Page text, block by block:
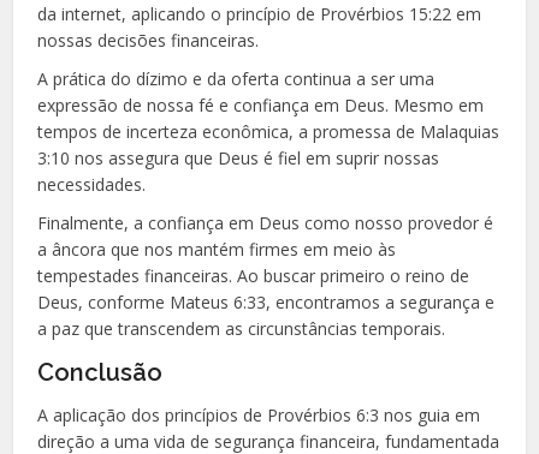
da internet, aplicando o princípio de Provérbios 15:22 em
nossas decisões financeiras.
A prática do dízimo e da oferta continua a ser uma
expressão de nossa fé e confiança em Deus. Mesmo em
tempos de incerteza econômica, a promessa de Malaquias
3:10 nos assegura que Deus é fiel em suprir nossas
necessidades.
Finalmente, a confiança em Deus como nosso provedor é
a âncora que nos mantém firmes em meio às
tempestades financeiras. Ao buscar primeiro o reino de
Deus, conforme Mateus 6:33, encontramos a segurança e
a paz que transcendem as circunstâncias temporais.
Conclusão
A aplicação dos princípios de Provérbios 6:3 nos guia em
direção a uma vida de segurança financeira, fundamentada